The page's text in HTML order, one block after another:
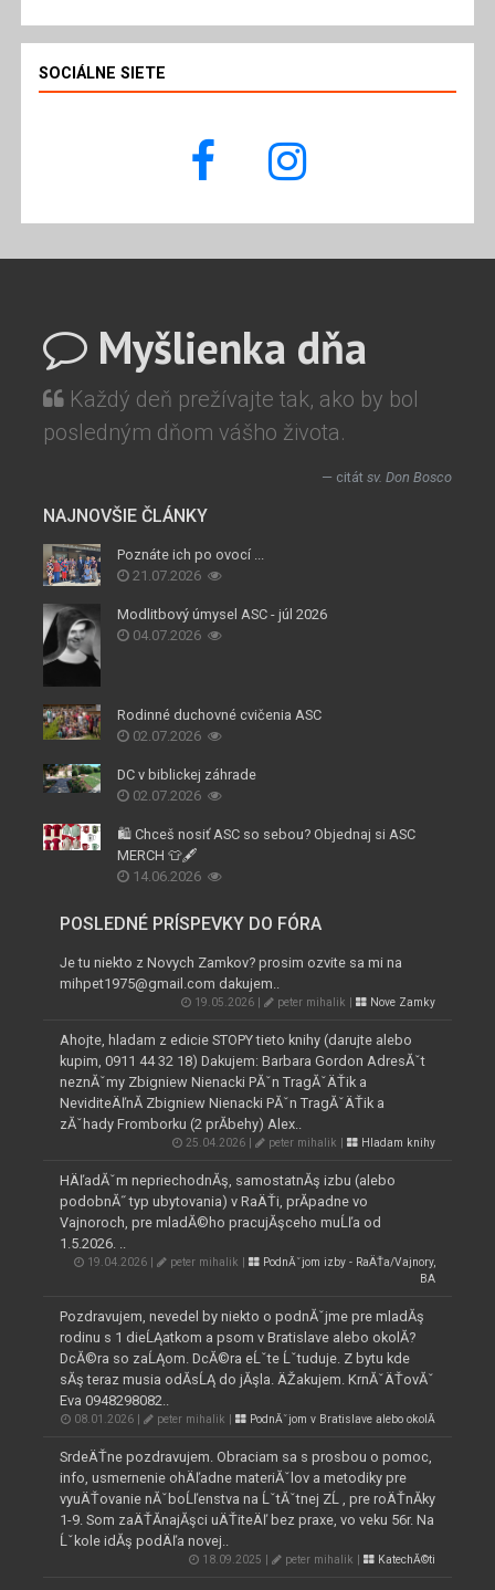
SOCIÁLNE SIETE
Myšlienka dňa
Každý deň prežívajte tak, ako by bol
posledným dňom vášho života.
citát sv. Don Bosco
NAJNOVŠIE ČLÁNKY
Poznáte ich po ovocí ...
21.07.2026
Modlitbový úmysel ASC - júl 2026
04.07.2026
Rodinné duchovné cvičenia ASC
02.07.2026
DC v biblickej záhrade
02.07.2026
🛍️ Chceš nosiť ASC so sebou? Objednaj si ASC
MERCH 👕🖋️
14.06.2026
POSLEDNÉ PRÍSPEVKY DO FÓRA
Je tu niekto z Novych Zamkov? prosim ozvite sa mi na
mihpet1975@gmail.com dakujem..
19.05.2026 | peter mihalik | Nove Zamky
Ahojte, hladam z edicie STOPY tieto knihy (darujte alebo
kupim, 0911 44 32 18) Dakujem: Barbara Gordon AdresĂˇt
neznĂˇmy Zbigniew Nienacki PĂˇn TragĂˇÄŤik a
NeviditeÄľnĂ­ Zbigniew Nienacki PĂˇn TragĂˇÄŤik a
zĂˇhady Fromborku (2 prĂ­behy) Alex..
25.04.2026 | peter mihalik | Hladam knihy
HÄľadĂˇm nepriechodnĂş, samostatnĂş izbu (alebo
podobnĂ˝ typ ubytovania) v RaÄŤi, prĂ­padne vo
Vajnoroch, pre mladĂ©ho pracujĂşceho muĹľa od
1.5.2026. ..
19.04.2026 | peter mihalik |
PodnĂˇjom izby - RaÄŤa/Vajnory,
BA
Pozdravujem, nevedel by niekto o podnĂˇjme pre mladĂş
rodinu s 1 dieĹĄatkom a psom v Bratislave alebo okolĂ­?
DcĂ©ra so zaĹĄom. DcĂ©ra eĹˇte Ĺˇtuduje. Z bytu kde
sĂş teraz musia odĂ­sĹĄ do jĂşla. ÄŽakujem. KrnĂˇÄŤovĂˇ
Eva 0948298082..
08.01.2026 | peter mihalik | PodnĂˇjom v Bratislave alebo okolĂ­
SrdeÄŤne pozdravujem. Obraciam sa s prosbou o pomoc,
info, usmernenie ohÄľadne materiĂˇlov a metodiky pre
vyuÄŤovanie nĂˇboĹľenstva na ĹˇtĂˇtnej ZĹ , pre roÄŤnĂ­ky
1-9. Som zaÄŤĂ­najĂşci uÄŤiteÄľ bez praxe, vo veku 56r. Na
Ĺˇkole idĂş podÄľa novej..
18.09.2025 | peter mihalik | KatechĂ©ti